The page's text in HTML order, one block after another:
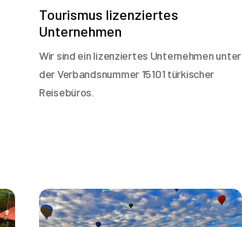
Tourismus lizenziertes
Unternehmen
Wir sind ein lizenziertes Unternehmen unter
der Verbandsnummer 15101 türkischer
Reisebüros.